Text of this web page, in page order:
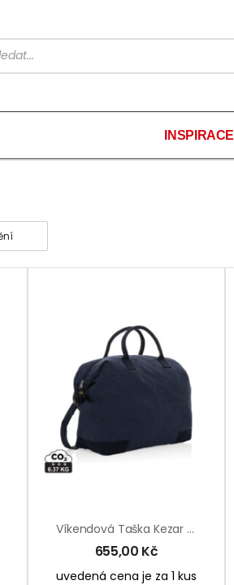
INSPIRACE
Víkendová Taška Kezar Z 500g Recykl. Canvas AWARE™
655,00 Kč
uvedená cena je za 1 kus